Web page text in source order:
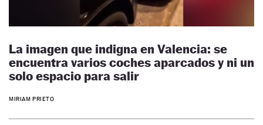
La imagen que indigna en Valencia: se
encuentra varios coches aparcados y ni un
solo espacio para salir
MIRIAM PRIETO